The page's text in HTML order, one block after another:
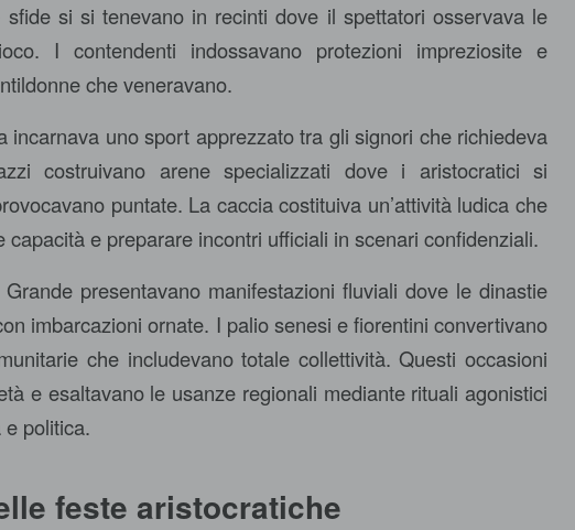
si si tenevano in recinti dove il spettatori osservava le
I contendenti indossavano protezioni impreziosite e
che veneravano.
incarnava uno sport apprezzato tra gli signori che richiedeva
costruivano arene specializzati dove i aristocratici si
puntate. La caccia costituiva un’attività ludica che
e preparare incontri ufficiali in scenari confidenziali.
presentavano manifestazioni fluviali dove le dinastie
imbarcazioni ornate. I palio senesi e fiorentini convertivano
che includevano totale collettività. Questi occasioni
e esaltavano le usanze regionali mediante rituali agonistici
politica.
feste aristocratiche